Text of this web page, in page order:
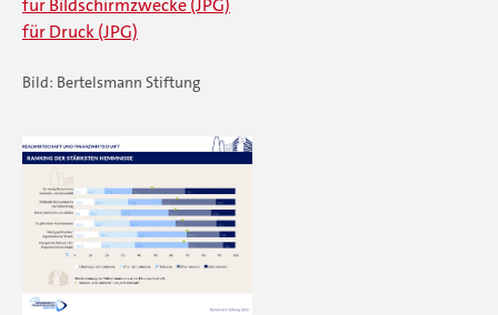
für Druck (JPG)
Bild: Bertelsmann Stiftung